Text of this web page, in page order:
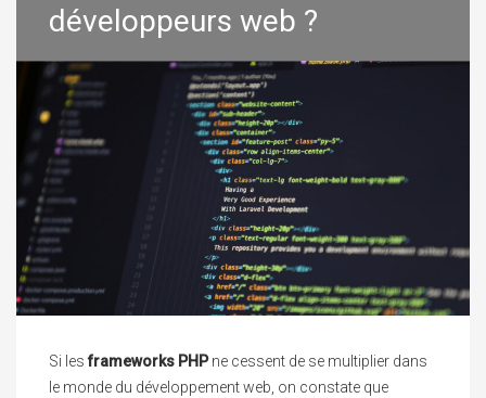
développeurs web ?
Si lesframeworks PHPne cessent de se multiplier dans
le monde du développement web, on constate que